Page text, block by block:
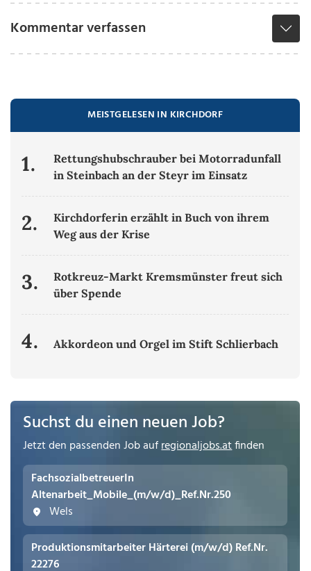
Kommentar verfassen
MEISTGELESEN IN KIRCHDORF
1.
Rettungshubschrauber bei Motorradunfall
in Steinbach an der Steyr im Einsatz
2.
Kirchdorferin erzählt in Buch von ihrem
Weg aus der Krise
3.
Rotkreuz-Markt Kremsmünster freut sich
über Spende
4. Akkordeon und Orgel im Stift Schlierbach
Suchst du einen neuen Job?
Jetzt den passenden Job aufregionaljobs.atfinden
FachsozialbetreuerIn
Altenarbeit_Mobile_(m/w/d)_Ref.Nr.250
Wels
Produktionsmitarbeiter Härterei (m/w/d) Ref.Nr.
22276